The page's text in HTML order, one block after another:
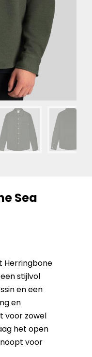
Sea
Herringbone
een stijlvol
en een
en
voor zowel
het open
voor